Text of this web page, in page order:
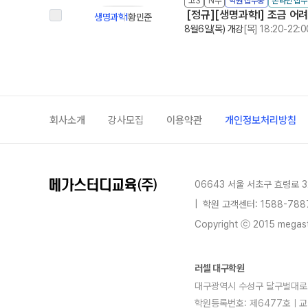
생명과학Ⅰ황민준 [정규][생명과학Ⅰ] 조금 어
8월6일(목) 개강[목] 18:20-
회사소개 강사모집 이용약관 개인정보처리방침
06643 서울 서초구 효령로
학원 고객센터: 1588-
Copyright ⓒ 2015
러셀 대구학원
대구광역시 수성구 달구벌
학원등록번호: 제6477호ㅣ교